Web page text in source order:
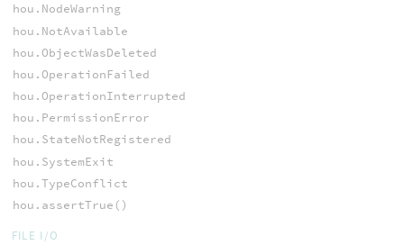
hou.NodeWarning
hou.NotAvailable
hou.ObjectWasDeleted
hou.OperationFailed
hou.OperationInterrupted
hou.PermissionError
hou.StateNotRegistered
hou.SystemExit
hou.TypeConflict
hou.assertTrue()
FILE I/O